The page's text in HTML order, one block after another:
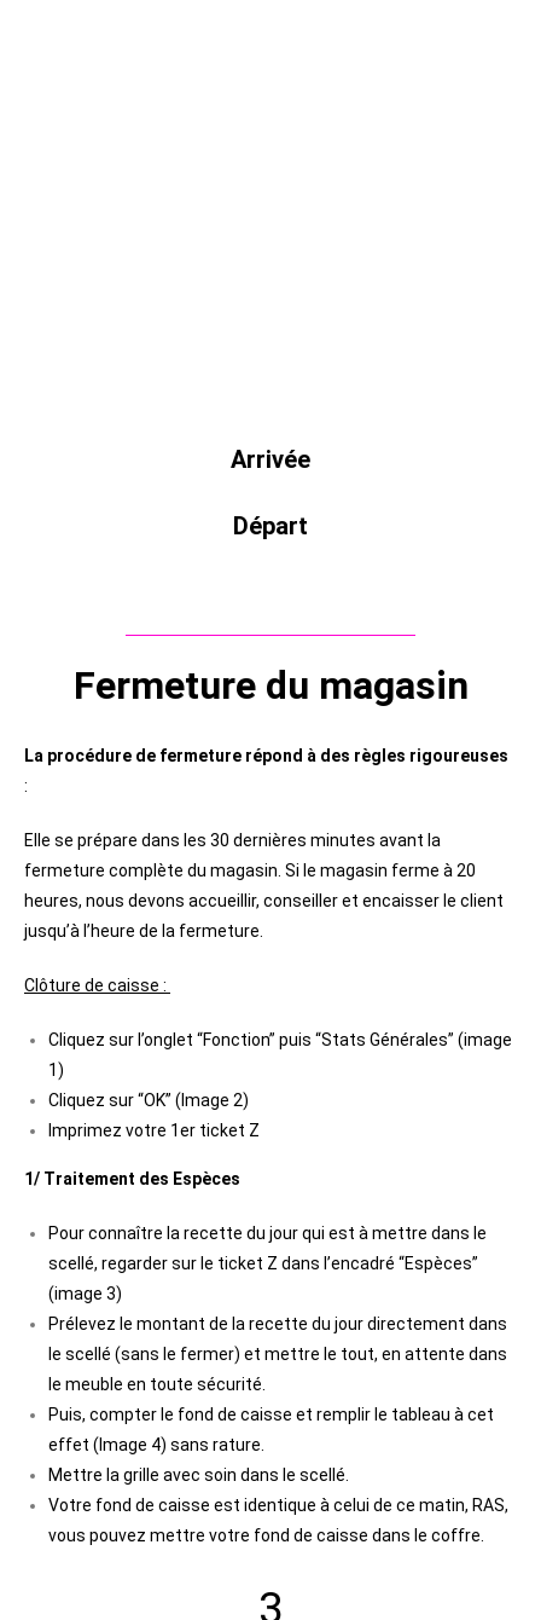
Arrivée
Départ
Fermeture du magasin
La procédure de fermeture répond à des règles rigoureuses
:
Elle se prépare dans les 30 dernières minutes avant la
fermeture complète du magasin. Si le magasin ferme à 20
heures, nous devons accueillir, conseiller et encaisser le client
jusqu’à l’heure de la fermeture.
Clôture de caisse :
Cliquez sur l’onglet “Fonction” puis “Stats Générales” (image
1)
Cliquez sur “OK” (Image 2)
Imprimez votre 1er ticket Z
1/ Traitement des Espèces
Pour connaître la recette du jour qui est à mettre dans le
scellé, regarder sur le ticket Z dans l’encadré “Espèces”
(image 3)
Prélevez le montant de la recette du jour directement dans
le scellé (sans le fermer) et mettre le tout, en attente dans
le meuble en toute sécurité.
Puis, compter le fond de caisse et remplir le tableau à cet
effet (Image 4) sans rature.
Mettre la grille avec soin dans le scellé.
Votre fond de caisse est identique à celui de ce matin, RAS,
vous pouvez mettre votre fond de caisse dans le coffre.
3